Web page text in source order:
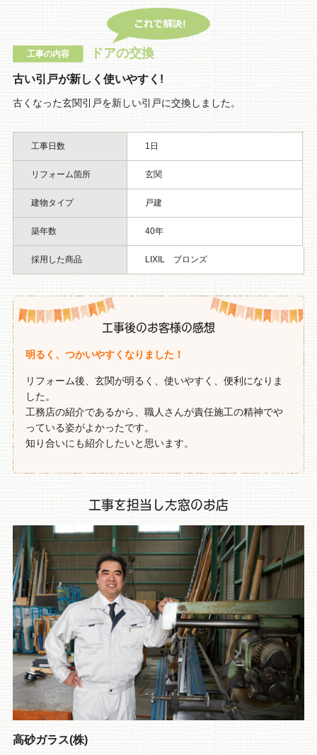
工事の内容 ドアの交換
古い引戸が新しく使いやすく!
古くなった玄関引戸を新しい引戸に交換しました。
工事日数 1日
リフォーム箇所 玄関
建物タイプ 戸建
築年数 40年
採用した商品 LIXIL ブロンズ
工事後のお客様の感想
明るく、つかいやすくなりました！
リフォーム後、玄関が明るく、使いやすく、便利になりま
した。
工務店の紹介であるから、職人さんが責任施工の精神でや
っている姿がよかったです。
知り合いにも紹介したいと思います。
工事を担当した窓のお店
高砂ガラス(株)